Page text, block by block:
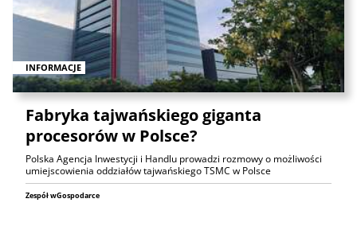
INFORMACJE
Fabryka tajwańskiego giganta
procesorów w Polsce?
Polska Agencja Inwestycji i Handlu prowadzi rozmowy o możliwości
umiejscowienia oddziałów tajwańskiego TSMC w Polsce
Zespół wGospodarce